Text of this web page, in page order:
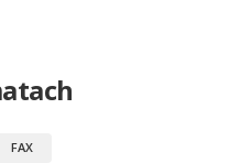
FAX